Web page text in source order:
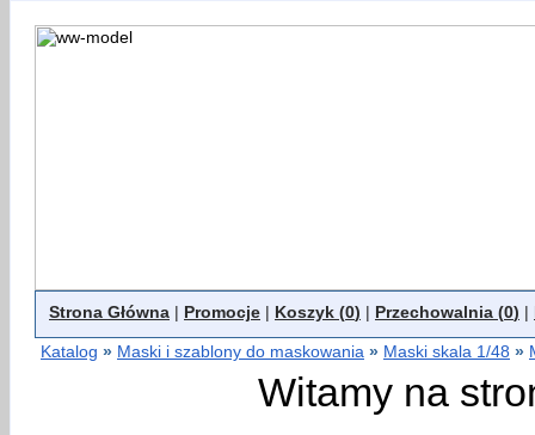
Strona Główna | Promocje | Koszyk (0) | Przechowalnia (0) |
Katalog » Maski i szablony do maskowania » Maski skala 1/48 »
Witamy na